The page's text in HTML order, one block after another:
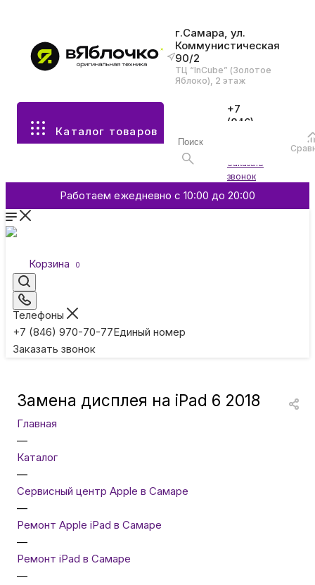
г.Самара, ул.
Коммунистическая
90/2
ТЦ “InCube” (Золотое
Яблоко), 2 этаж
Каталог товаров
+7
(846)
Заказать
звонок
Работаем ежедневно с 10:00 до 20:00
Корзина 0
Телефоны
+7 (846) 970-70-77Единый номер
Заказать звонок
Все разделы каталога
Аксессуары
Смартфоны и гаджеты
Умные кольца
Туризм и отдых
Замена дисплея на iPad 6 2018
Главная
—
Каталог
—
Сервисный центр Apple в Самаре
—
Ремонт Apple iPad в Самаре
—
Ремонт iPad в Самаре
—